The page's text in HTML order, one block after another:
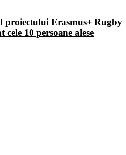
proiectului Erasmus+ Rugby
cele 10 persoane alese